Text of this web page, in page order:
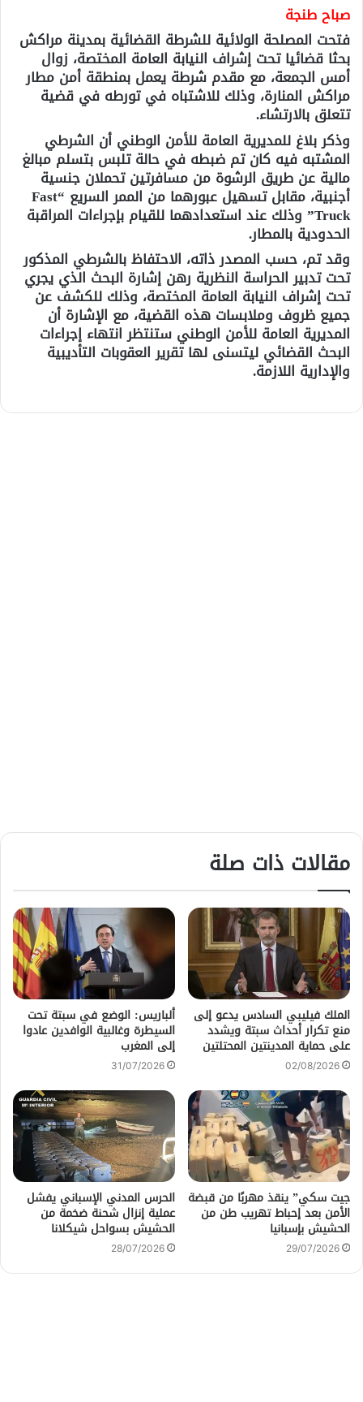
صباح طنجة
فتحت المصلحة الولائية للشرطة القضائية بمدينة مراكش
بحثا قضائيا تحت إشراف النيابة العامة المختصة، زوال
أمس الجمعة، مع مقدم شرطة يعمل بمنطقة أمن مطار
مراكش المنارة، وذلك للاشتباه في تورطه في قضية
تتعلق بالارتشاء.
وذكر بلاغ للمديرية العامة للأمن الوطني أن الشرطي
المشتبه فيه كان تم ضبطه في حالة تلبس بتسلم مبالغ
مالية عن طريق الرشوة من مسافرتين تحملان جنسية
أجنبية، مقابل تسهيل عبورهما من الممر السريع “Fast
Truck” وذلك عند استعدادهما للقيام بإجراءات المراقبة
الحدودية بالمطار.
وقد تم، حسب المصدر ذاته، الاحتفاظ بالشرطي المذكور
تحت تدبير الحراسة النظرية رهن إشارة البحث الذي يجري
تحت إشراف النيابة العامة المختصة، وذلك للكشف عن
جميع ظروف وملابسات هذه القضية، مع الإشارة أن
المديرية العامة للأمن الوطني ستنتظر انتهاء إجراءات
البحث القضائي ليتسنى لها تقرير العقوبات التأديبية
والإدارية اللازمة.
مقالات ذات صلة
الملك فيليبي السادس يدعو إلى
منع تكرار أحداث سبتة ويشدد
على حماية المدينتين المحتلتين
02/08/2026
ألباريس: الوضع في سبتة تحت
السيطرة وغالبية الوافدين عادوا
إلى المغرب
31/07/2026
جيت سكي” ينقذ مهربًا من قبضة
الأمن بعد إحباط تهريب طن من
الحشيش بإسبانيا
29/07/2026
الحرس المدني الإسباني يفشل
عملية إنزال شحنة ضخمة من
الحشيش بسواحل شيكلانا
28/07/2026